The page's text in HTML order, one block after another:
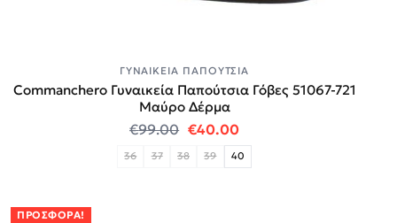
ΓΥΝΑΙΚΕΊΑ ΠΑΠΟΎΤΣΙΑ
Commanchero Γυναικεία Παπούτσια Γόβες 51067-721
Μαύρο Δέρμα
€99.00 Original price was: €99.00.
€40.00Η τρέχουσα τιμή
36 37 38 39 40
ΠΡΟΣΦΟΡΆ!